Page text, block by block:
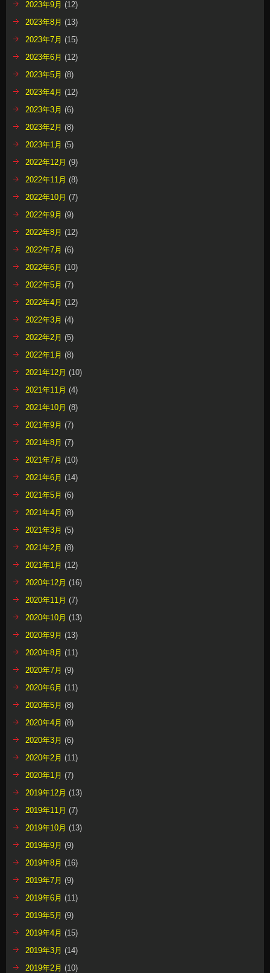
2023年9月 (12)
2023年8月 (13)
2023年7月 (15)
2023年6月 (12)
2023年5月 (8)
2023年4月 (12)
2023年3月 (6)
2023年2月 (8)
2023年1月 (5)
2022年12月 (9)
2022年11月 (8)
2022年10月 (7)
2022年9月 (9)
2022年8月 (12)
2022年7月 (6)
2022年6月 (10)
2022年5月 (7)
2022年4月 (12)
2022年3月 (4)
2022年2月 (5)
2022年1月 (8)
2021年12月 (10)
2021年11月 (4)
2021年10月 (8)
2021年9月 (7)
2021年8月 (7)
2021年7月 (10)
2021年6月 (14)
2021年5月 (6)
2021年4月 (8)
2021年3月 (5)
2021年2月 (8)
2021年1月 (12)
2020年12月 (16)
2020年11月 (7)
2020年10月 (13)
2020年9月 (13)
2020年8月 (11)
2020年7月 (9)
2020年6月 (11)
2020年5月 (8)
2020年4月 (8)
2020年3月 (6)
2020年2月 (11)
2020年1月 (7)
2019年12月 (13)
2019年11月 (7)
2019年10月 (13)
2019年9月 (9)
2019年8月 (16)
2019年7月 (9)
2019年6月 (11)
2019年5月 (9)
2019年4月 (15)
2019年3月 (14)
2019年2月 (10)